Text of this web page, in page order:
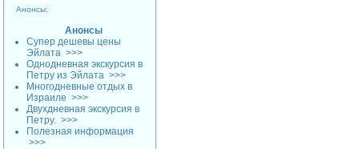
Анонсы:
Анонсы
Супер дешевы цены
Эйлата >>>
Однодневная экскурсия в
Петру из Эйлата >>>
Многодневные отдых в
Израиле >>>
Двухдневная экскурсия в
Петру. >>>
Полезная информация
>>>